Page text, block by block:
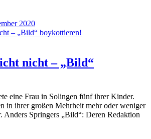
2020
nicht – „Bild“
eine Frau in Solingen fünf ihrer Kinder.
in ihrer großen Mehrheit mehr oder weniger
Anders Springers „Bild“: Deren Redaktion